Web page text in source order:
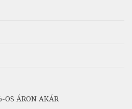
OS ÁRON AKÁR